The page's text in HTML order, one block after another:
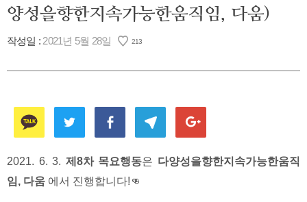
양성을향한지속가능한움직임, 다움)
작성일 : 2021년 5월 28일 213
2021. 6. 3. 제8차 목요행동은 다양성을향한지속가능한움직
임, 다움 에서 진행합니다!👊